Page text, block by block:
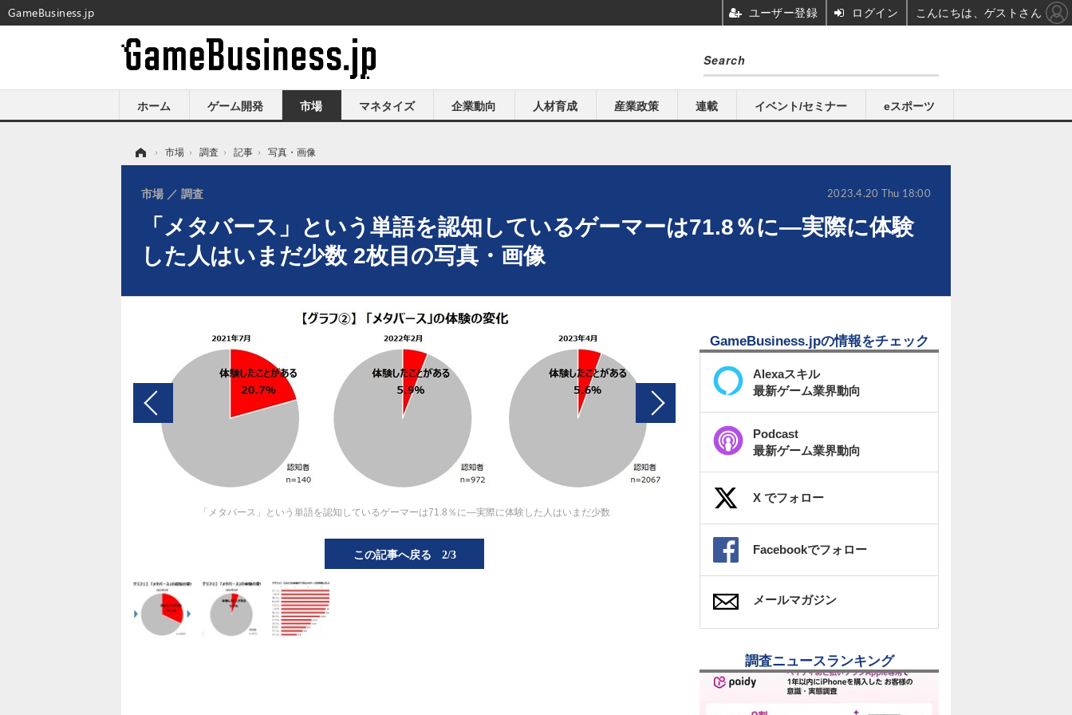
ホーム ゲーム開発 市場 マネタイズ 企業動向 人材育成 産業政策 連載 イベント/セミナー eスポーツ
› 市場 › 調査 › 記事 › 写真・画像
「メタバース」という単語を認知しているゲーマーは71.8％に―実際に体験
した人はいまだ少数 2枚目の写真・画像
市場 調査 2023.4.20 Thu 18:00
「メタバース」という単語を認知しているゲーマーは71.8％に―実際に体験した人はいまだ少数
この記事へ戻る 2/3
GameBusiness.jpの情報をチェック
Alexaスキル
最新ゲーム業界動向
Podcast
最新ゲーム業界動向
X でフォロー
Facebookでフォロー
メールマガジン
調査ニュースランキング
GameBusiness.jp ユーザー登録 ログイン こんにちは、ゲストさん